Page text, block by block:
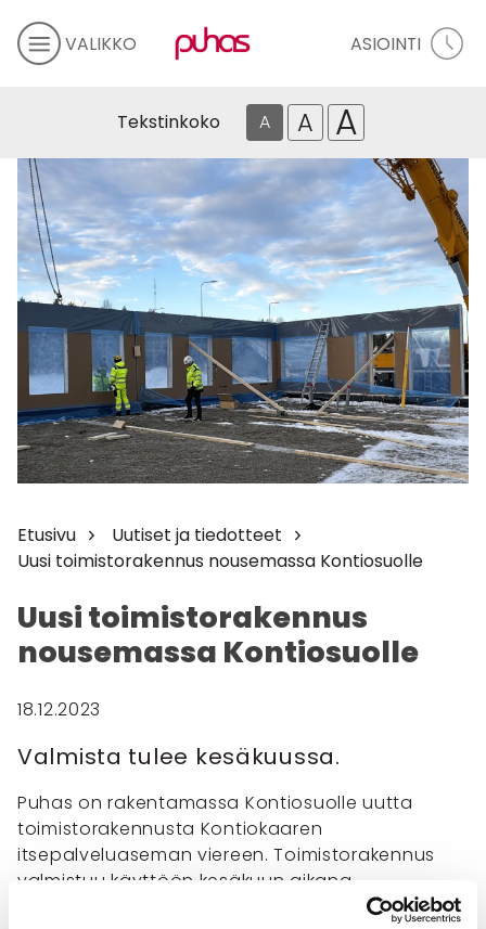
VALIKKO ASIOINTI
Tekstinkoko A A A
Etusivu
Uutiset ja tiedotteet
Uusi toimistorakennus nousemassa Kontiosuolle
Uusi toimistorakennus
nousemassa Kontiosuolle
18.12.2023
Valmista tulee kesäkuussa.
Puhas on rakentamassa Kontiosuolle uutta
toimistorakennusta Kontiokaaren
itsepalveluaseman viereen. Toimistorakennus
valmistuu käyttöön kesäkuun aikana.